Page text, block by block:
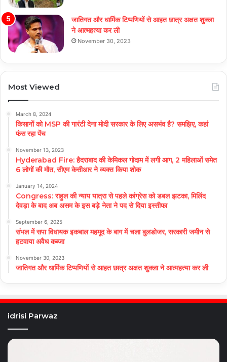
जातिगत और धार्मिक टिप्पणियों से आहत छात्र अक्षत शुक्ला
ने आत्महत्या कर ली
November 30, 2023
Most Viewed
March 8, 2024
किसानों को MSP की गारंटी देना मोदी सरकार के लिए असभंव है? समझिए, कहां
फंस रहा पेंच
November 13, 2023
Hyderabad Fire: हैदराबाद की केमिकल गोदाम में लगी आग, 2 महिलाओं समेत
6 लोगों की मौत, सीएम केसीआर ने व्यक्त किया शोक
January 14, 2024
Congress: राहुल की न्याय यात्रा से पहले कांग्रेस को डबल झटका, मिलिंद
देवड़ा के बाद अब असम के इस बड़े नेता ने पद से दिया इस्तीफा
September 6, 2025
संभल में सपा विधायक इकबाल महमूद के बाग में चला बुलडोजर, सरकारी जमीन से
हटवाया अवैध कब्जा
November 30, 2023
जातिगत और धार्मिक टिप्पणियों से आहत छात्र अक्षत शुक्ला ने आत्महत्या कर ली
idrisi Parwaz